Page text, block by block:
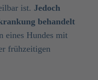
ist. Jedoch
behandelt
eines Hundes mit
frühzeitigen